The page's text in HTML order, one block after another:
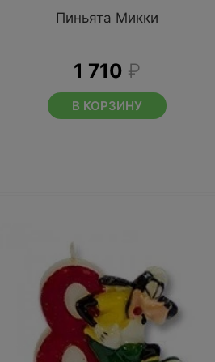
Пиньята Микки
1 710 ₽
В КОРЗИНУ